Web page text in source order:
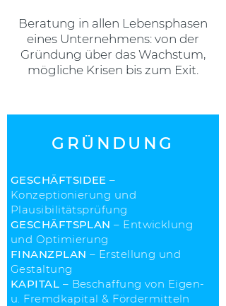
Beratung in allen Lebensphasen
eines Unternehmens: von der
Gründung über das Wachstum,
mögliche Krisen bis zum Exit.
GESCHÄFTSIDEE–
Konzeptionierung und
Plausibilitätsprüfung
GESCHÄFTSPLAN– Entwicklung
und Optimierung
FINANZPLAN – Erstellung und
Gestaltung
KAPITAL – Beschaffung von Eigen-
u. Fremdkapital & Fördermitteln
GRÜNDUNG